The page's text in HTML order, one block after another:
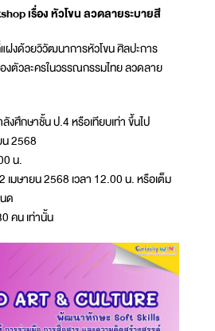
เรื่อง หัวโขน ลวดลายระบายสี
ฝงด้วยวิวัฒนาการหัวโขน ศิลปะการ
งตัวละครในวรรณกรรมไทย ลวดลาย
งศึกษาชั้น ป.4 หรือเทียบเท่า ขึ้นไป
น 2568
น.
มษายน 2568 เวลา 12.00 น. หรือเต็ม
ด
คน เท่านั้น